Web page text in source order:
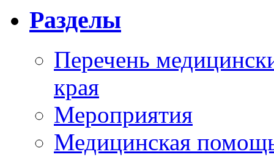
Разделы
Перечень
края
Мероприятия
Медицинская